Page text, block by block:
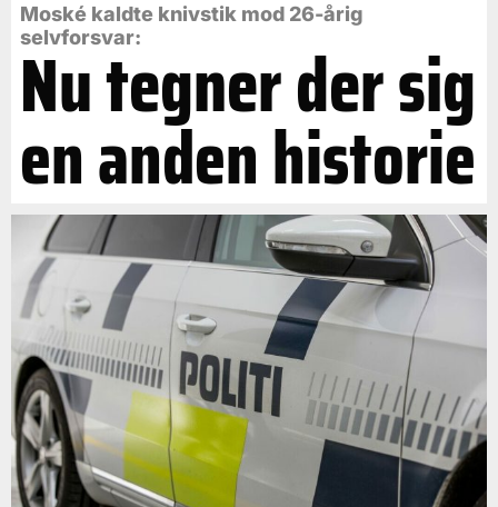
Moské kaldte knivstik mod 26-årig
selvforsvar:
Nu tegner der sig
en anden historie